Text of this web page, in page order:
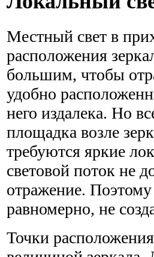
Местный свет в
расположения
большим, чтобы
удобно
него издалека. Но
площадка возле
требуются яркие
световой поток не
отражение. Поэтому
равномерно, не
Точки